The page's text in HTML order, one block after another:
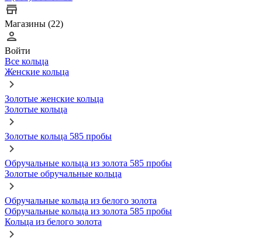
Магазины (22)
Войти
Все кольца
Женские кольца
Золотые женские кольца
Золотые кольца
Золотые кольца 585 пробы
Обручальные кольца из золота 585 пробы
Золотые обручальные кольца
Обручальные кольца из белого золота
Обручальные кольца из золота 585 пробы
Кольца из белого золота